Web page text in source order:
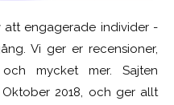
engagerade individer -
Vi ger er recensioner,
mycket mer. Sajten
2018, och ger allt